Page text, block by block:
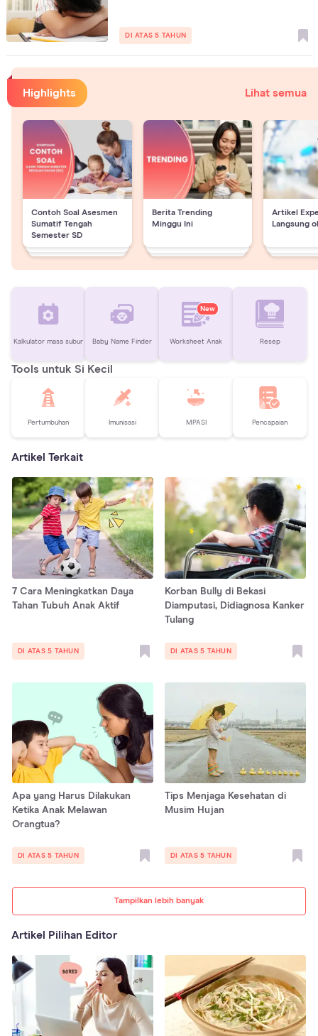
DI ATAS 5 TAHUN
Highlights Lihat semua
Contoh Soal Asesmen
Sumatif Tengah
Semester SD
Berita Trending
Minggu Ini
Artikel
Langsung
Kalkulator masa subur Baby Name Finder
New
Worksheet Anak Resep
Tools untuk Si Kecil
Pertumbuhan Imunisasi MPASI Pencapaian
Artikel Terkait
Tampilkan lebih banyak
7 Cara Meningkatkan Daya
Tahan Tubuh Anak Aktif
DI ATAS 5 TAHUN
Korban Bully di Bekasi
Diamputasi, Didiagnosa Kanker
Tulang
DI ATAS 5 TAHUN
Apa yang Harus Dilakukan
Ketika Anak Melawan
Orangtua?
DI ATAS 5 TAHUN
Tips Menjaga Kesehatan di
Musim Hujan
DI ATAS 5 TAHUN
Artikel Pilihan Editor